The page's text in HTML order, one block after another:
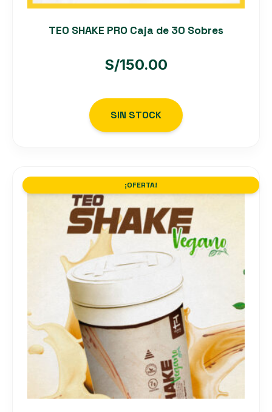
TEO SHAKE PRO Caja de 30 Sobres
S/150.00
SIN STOCK
¡OFERTA!